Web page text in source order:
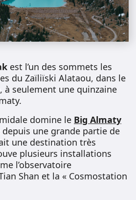
est l’un des sommets les
du Zaïliïski Alataou, dans le
à seulement une quinzaine
domine le Big Almaty
une grande partie de
une destination très
plusieurs installations
l’observatoire
Shan et la « Cosmostation